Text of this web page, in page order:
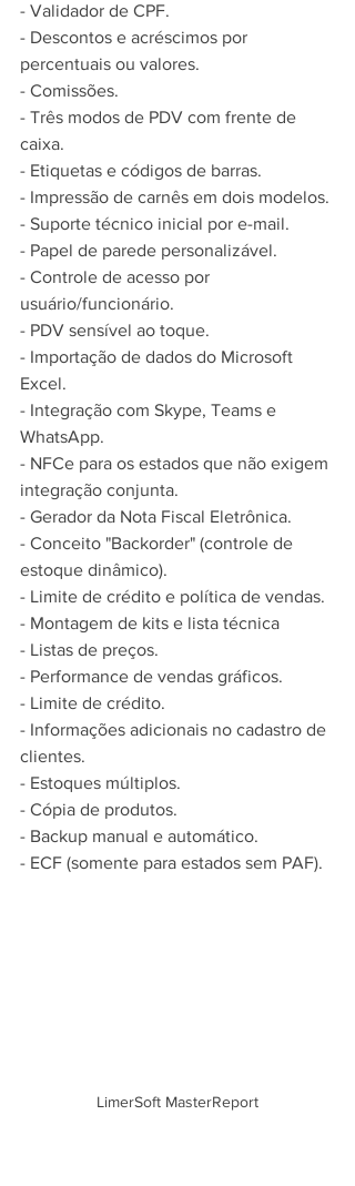
- Validador de CPF.
- Descontos e acréscimos por
percentuais ou valores.
- Comissões.
- Três modos de PDV com frente de
caixa.
- Etiquetas e códigos de barras.
- Impressão de carnês em dois modelos.
- Suporte técnico inicial por e-mail.
- Papel de parede personalizável.
- Controle de acesso por
usuário/funcionário.
- PDV sensível ao toque.
- Importação de dados do Microsoft
Excel.
- Integração com Skype, Teams e
WhatsApp.
- NFCe para os estados que não exigem
integração conjunta.
- Gerador da Nota Fiscal Eletrônica.
- Conceito "Backorder" (controle de
estoque dinâmico).
- Limite de crédito e política de vendas.
- Montagem de kits e lista técnica
- Listas de preços.
- Performance de vendas gráficos.
- Limite de crédito.
- Informações adicionais no cadastro de
clientes.
- Estoques múltiplos.
- Cópia de produtos.
- Backup manual e automático.
- ECF (somente para estados sem PAF).
LimerSoft MasterReport